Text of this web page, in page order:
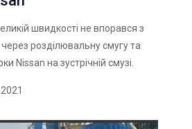
швидкості не впорався з
розділювальну смугу та
Nissan на зустрічній смузі.